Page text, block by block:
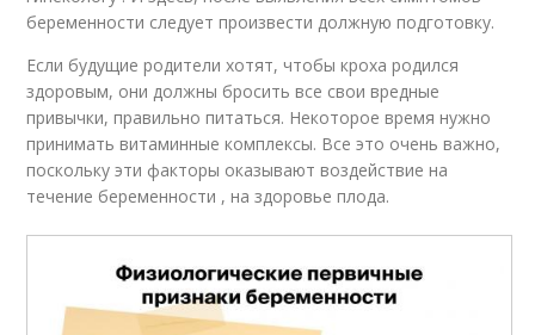
беременности следует произвести должную подготовку.
Если будущие родители хотят, чтобы кроха родился
здоровым, они должны бросить все свои вредные
привычки, правильно питаться. Некоторое время нужно
принимать витаминные комплексы. Все это очень важно,
поскольку эти факторы оказывают воздействие на
течение беременности , на здоровье плода.